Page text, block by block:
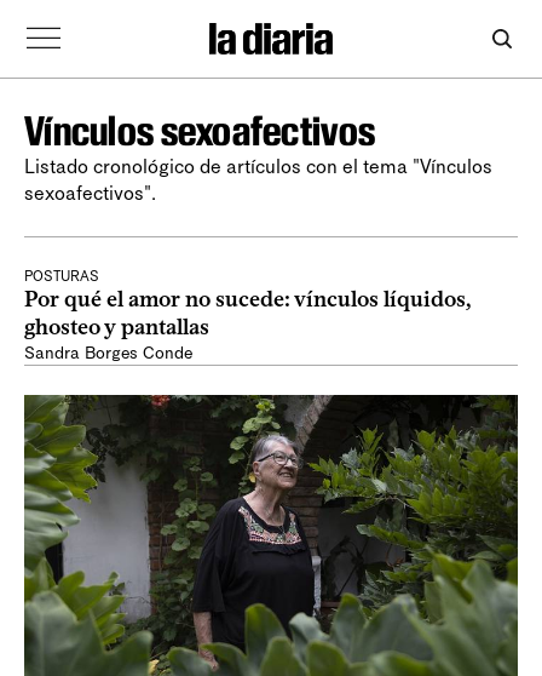
Vínculos sexoafectivos
Listado cronológico de artículos con el tema "Vínculos
sexoafectivos".
POSTURAS
Por qué el amor no sucede: vínculos líquidos,
ghosteo y pantallas
Sandra Borges Conde